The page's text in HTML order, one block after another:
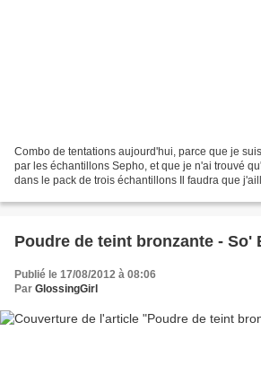
Combo de tentations aujourd'hui, parce que je
par les échantillons Sepho, et que je n'ai trouvé
dans le pack de trois échantillons Il faudra que
Poudre de teint bronzante - So'
Publié le 17/08/2012 à 08:06
Par GlossingGirl